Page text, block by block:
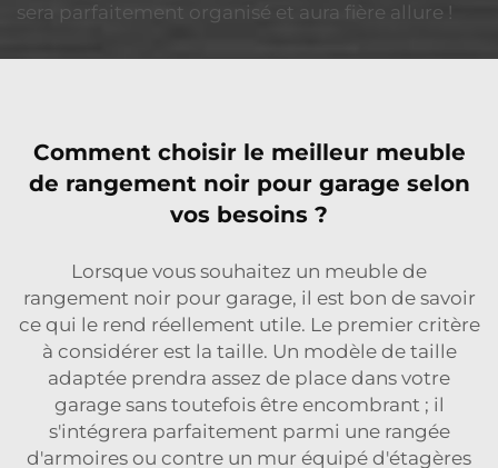
sera parfaitement organisé et aura fière allure !
Comment choisir le meilleur meuble
de rangement noir pour garage selon
vos besoins ?
Lorsque vous souhaitez un meuble de
rangement noir pour garage, il est bon de savoir
ce qui le rend réellement utile. Le premier critère
à considérer est la taille. Un modèle de taille
adaptée prendra assez de place dans votre
garage sans toutefois être encombrant ; il
s'intégrera parfaitement parmi une rangée
d'armoires ou contre un mur équipé d'étagères